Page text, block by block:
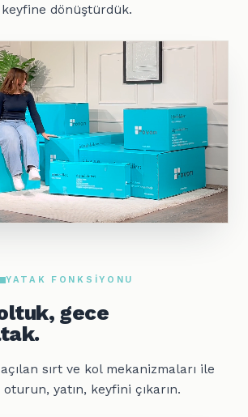
keyfine dönüştürdük.
YATAK FONKSIYONU
gece
sırt ve kol mekanizmaları ile
yatın, keyfini çıkarın.